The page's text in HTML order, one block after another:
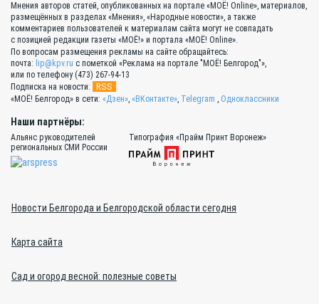
Мнения авторов статей, опубликованных на портале «МОЁ! Online», материалов,
размещённых в разделах «Мнения», «Народные новости», а также
комментариев пользователей к материалам сайта могут не совпадать
с позицией редакции газеты «МОЁ!» и портала «МОЁ! Online».
По вопросам размещения рекламы на сайте обращайтесь:
почта: lip@kpv.ru с пометкой «Реклама на портале "МОЁ! Белгород"»,
или по телефону (473) 267-94-13
Подписка на новости:
RSS
«МОЁ! Белгород» в сети: «Дзен», «ВКонтакте», Telegram , Одноклассники
Наши партнёры:
Альянс руководителей
региональных СМИ России
Типография «Прайм Принт Воронеж»
Новости Белгорода и Белгородской области сегодня
Карта сайта
Сад и огород весной: полезные советы